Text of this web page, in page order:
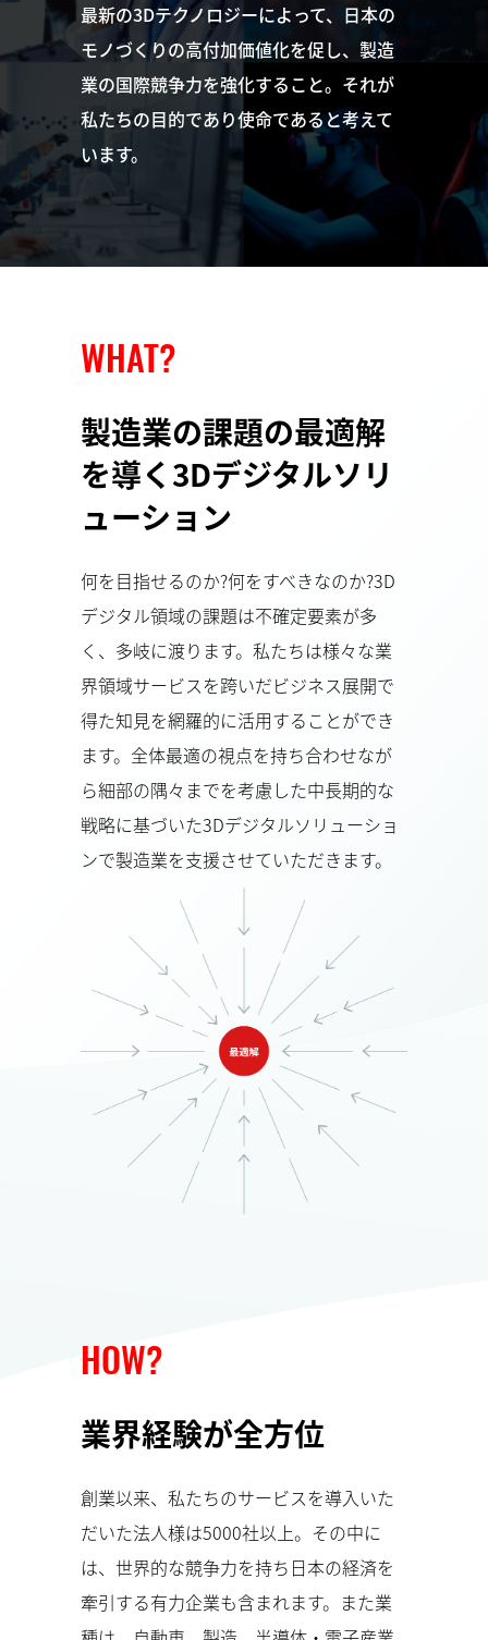
最新の3Dテクノロジーによって、日本の
モノづくりの高付加価値化を促し、製造
業の国際競争力を強化すること。それが
私たちの目的であり使命であると考えて
います。
WHAT?
製造業の課題の最適解
を導く 3Dデジタルソリ
ューション
何を目指せるのか?何をすべきなのか?3D
デジタル領域の課題は不確定要素が多
く、多岐に渡ります。私たちは様々な業
界領域サービスを跨いだビジネス展開で
得た知見を網羅的に活用することができ
ます。全体最適の視点を持ち合わせなが
ら細部の隅々までを考慮した中長期的な
戦略に基づいた3Dデジタルソリューショ
ンで製造業を支援させていただきます。
HOW?
業界経験が全方位
創業以来、私たちのサービスを導入いた
だいた法人様は5000社以上。その中に
は、世界的な競争力を持ち日本の経済を
牽引する有力企業も含まれます。また業